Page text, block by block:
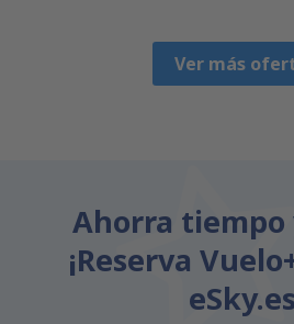
Ver más
Ahorra tiempo
¡Reserva